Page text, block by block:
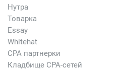
Нутра
Товарка
Essay
Whitehat
CPA партнерки
Кладбище CPA-сетей